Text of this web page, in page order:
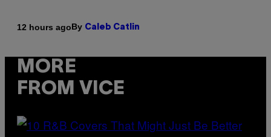
12 hours agoBy Caleb Catlin
MORE
FROM VICE